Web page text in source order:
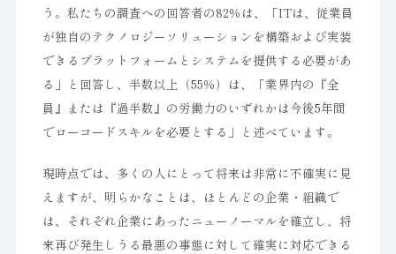
う。私たちの調査への回答者の82％は、「ITは、従業員
が独自のテクノロジーソリューションを構築および実装
できるプラットフォームとシステムを提供する必要があ
る」と回答し、半数以上（55％）は、「業界内の『全
員』または『過半数』の労働力のいずれかは今後5年間
でローコードスキルを必要とする」と述べています。
現時点では、多くの人にとって将来は非常に不確実に見
えますが、明らかなことは、ほとんどの企業・組織で
は、それぞれ企業にあったニューノーマルを確立し、将
来再び発生しうる最悪の事態に対して確実に対応できる